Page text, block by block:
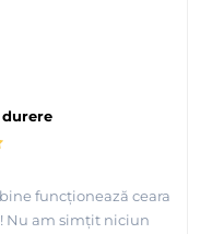
funcționează ceara
Nu am simțit niciun